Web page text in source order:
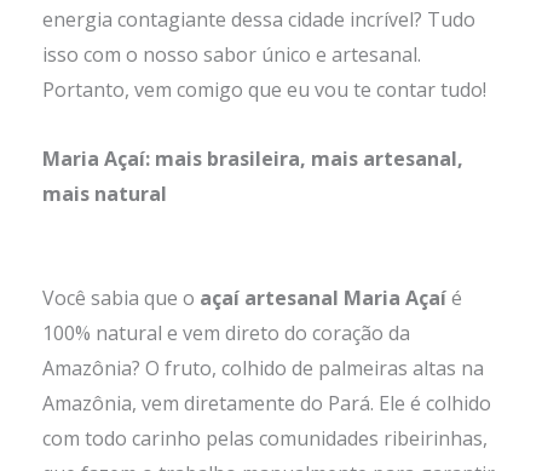
energia contagiante dessa cidade incrível? Tudo
isso com o nosso sabor único e artesanal.
Portanto, vem comigo que eu vou te contar tudo!
Maria Açaí: mais brasileira, mais artesanal,
mais natural
Você sabia que o açaí artesanal Maria Açaíé
100% natural e vem direto do coração da
Amazônia? O fruto, colhido de palmeiras altas na
Amazônia, vem diretamente do Pará. Ele é colhido
com todo carinho pelas comunidades ribeirinhas,